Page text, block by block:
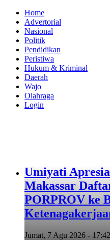
Home
Advertorial
Nasional
Politik
Pendidikan
Peristiwa
Hukum & Kriminal
Daerah
Wajo
Olahraga
Login
Umiyati
Makassar
PORPROV ke
Jumat, 7 Agu 2026 -